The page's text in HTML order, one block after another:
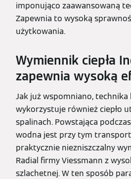
imponująco zaawansowaną
Zapewnia to wysoką
użytkowania.
Wymiennik ciepła
zapewnia wysoką
Jak już wspomniano, technika
wykorzystuje również ciepło
spalinach. Powstająca
wodna jest przy tym
praktycznie niezniszczalny
Radial firmy Viessmann z
szlachetnej. W ten sposób